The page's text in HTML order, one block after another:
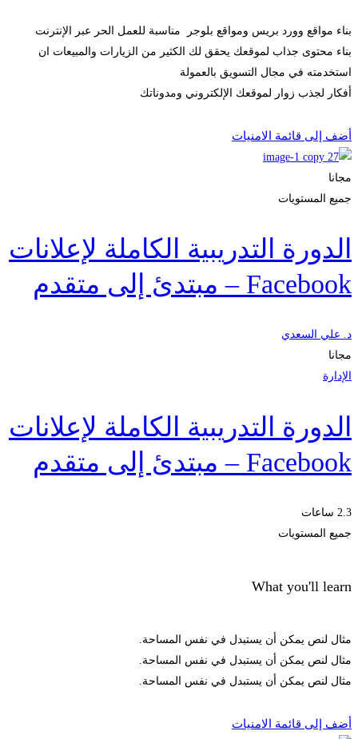
بناء مواقع وورد بريس ومواقع بلوجر مناسبة للعمل الحر عبر الإنترنت
بناء محتوى جذاب لموقعك يحقق لك الكثير من الزيارات والمبيعات ان
استخدمته في مجال التسويق بالعمولة
أفكار لجذب زوار لموقعك الإلكتروني ومدوناتك
أضف إلى قائمة الامنيات
مجانا
جميع المستويات
الدورة التدريبية الكاملة لإعلانات
Facebook – مبتدئ إلى متقدم
د. علي السعدي
مجانا
الإدارة
الدورة التدريبية الكاملة لإعلانات
Facebook – مبتدئ إلى متقدم
2.3 ساعات
جميع المستويات
What you'll learn
مثال لنص يمكن أن يستبدل في نفس المساحة.
مثال لنص يمكن أن يستبدل في نفس المساحة.
مثال لنص يمكن أن يستبدل في نفس المساحة.
أضف إلى قائمة الامنيات